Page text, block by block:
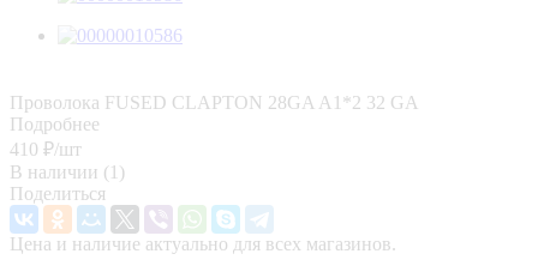
Проволока FUSED CLAPTON 28GA A1*2 32 GA
Подробнее
410 ₽/шт
В наличии (1)
Поделиться
Цена и наличие актуально для всех магазинов.